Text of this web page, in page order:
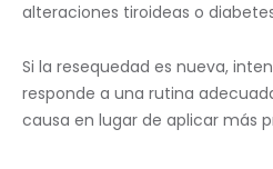
alteraciones tiroideas o
Si la resequedad es nueva,
responde a una rutina
causa en lugar de aplicar más